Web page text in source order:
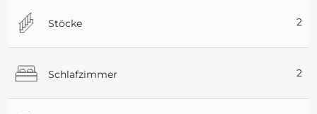
Stöcke 2
Schlafzimmer 2